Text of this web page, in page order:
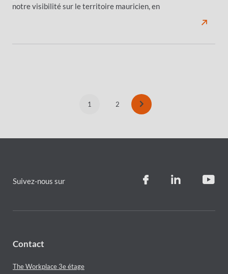
notre visibilité sur le territoire mauricien, en
Current
1 Page
2
Suivez-nous sur
Contact
The Workplace 3e étage